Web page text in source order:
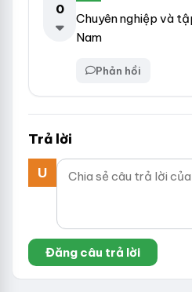
0
Chuyên nghiệp và
Nam
Phản hồi
Trả lời